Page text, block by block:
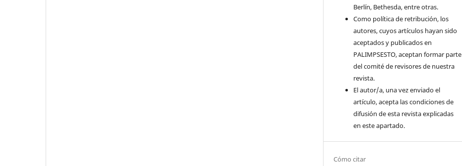
Berlín, Bethesda, entre otras.
Como política de retribución, los
autores, cuyos artículos hayan sido
aceptados y publicados en
PALIMPSESTO, aceptan formar parte
del comité de revisores de nuestra
revista.
El autor/a, una vez enviado el
artículo, acepta las condiciones de
difusión de esta revista explicadas
en este apartado.
Cómo citar